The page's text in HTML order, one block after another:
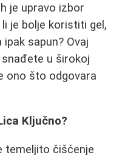
je upravo izbor
li je bolje koristiti gel,
sapun? Ovaj
u širokoj
ono što odgovara
Ključno?
temeljito čišćenje